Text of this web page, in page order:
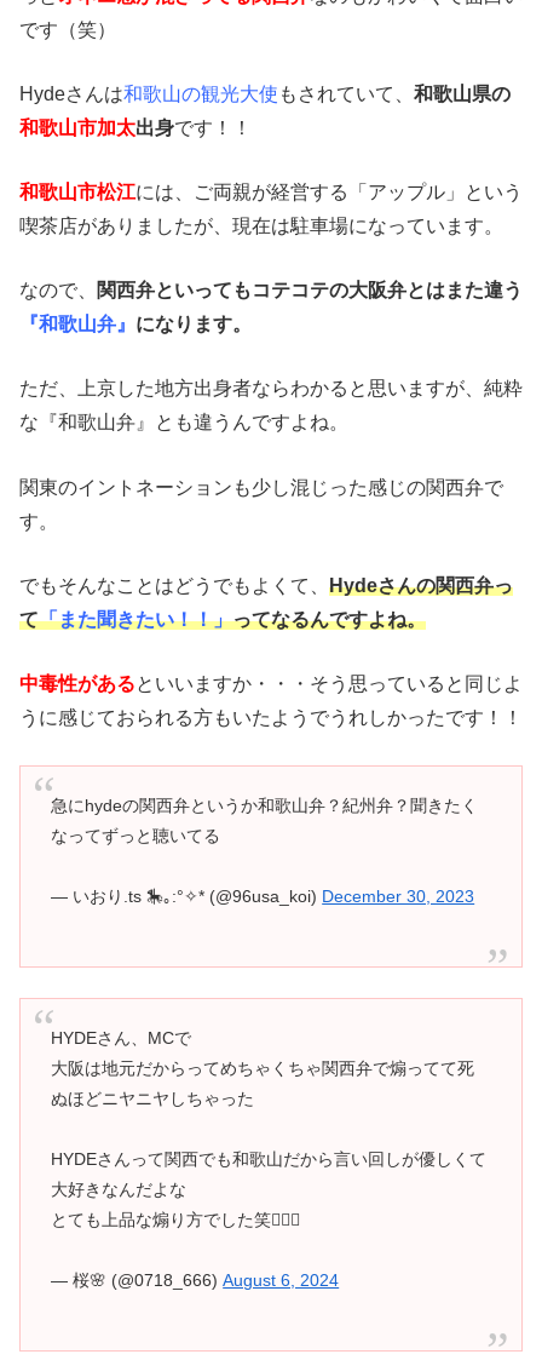
です（笑）
Hydeさんは和歌山の観光大使 もされていて、 和歌山県の
和歌山市加太出身です！！
和歌山市松江には、ご両親が経営する「アップル」という
喫茶店がありましたが、現在は駐車場になっています。
なので、
関西弁といってもコテコテの大阪弁とはまた違う
『和歌山弁』 になります。
ただ、上京した地方出身者ならわかると思いますが、純粋
な『和歌山弁』とも違うんですよね。
関東のイントネーションも少し混じった感じの関西弁で
す。
でもそんなことはどうでもよくて、 Hydeさんの関西弁っ
て「また聞きたい！！」ってなるんですよね。
中毒性があるといいますか・・・そう思っていると同じよ
うに感じておられる方もいたようでうれしかったです！！
急にhydeの関西弁というか和歌山弁？紀州弁？聞きたく
なってずっと聴いてる
— いおり.ts 🎠｡:°✧* (@96usa_koi) December 30, 2023
HYDEさん、MCで
大阪は地元だからってめちゃくちゃ関西弁で煽ってて死
ぬほどニヤニヤしちゃった
HYDEさんって関西でも和歌山だから言い回しが優しくて
大好きなんだよな
とても上品な煽り方でした笑✌🏻🤍
— 桜🌸 (@0718_666)August 6, 2024